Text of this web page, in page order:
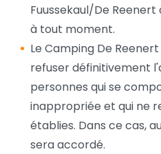
Fuussekaul/De
à tout moment.
Le Camping De
refuser définitivement
personnes qui se
inappropriée et qui ne
établies. Dans ce cas,
sera accordé.